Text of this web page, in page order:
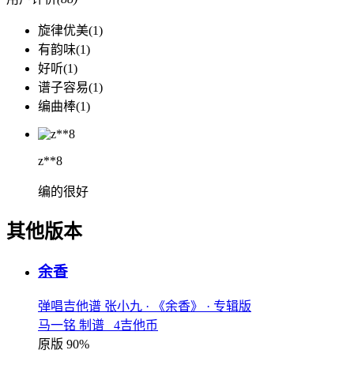
旋律优美(1)
有韵味(1)
好听(1)
谱子容易(1)
编曲棒(1)
z**8
编的很好
其他版本
余香
弹唱吉他谱 张小九 · 《余香》
· 专辑版
马一铭 制谱 4吉他币
原版 90%